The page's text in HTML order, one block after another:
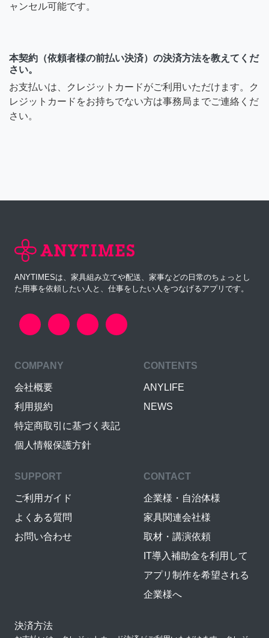
ャンセル可能です。
本契約（依頼者様の前払い決済）の決済方法を教えてくだ
さい。
お支払いは、クレジットカードがご利用いただけます。ク
レジットカードをお持ちでない方は事務局までご連絡くだ
さい。
ANYTIMESは、家具組み立てや配送、家事などの日常のちょっとし
た用事を依頼したい人と、仕事をしたい人をつなげるアプリです。
COMPANY
会社概要
利用規約
特定商取引に基づく表記
個人情報保護方針
CONTENTS
ANYLIFE
NEWS
SUPPORT
ご利用ガイド
よくある質問
お問い合わせ
CONTACT
企業様・自治体様
家具関連会社様
取材・講演依頼
IT導入補助金を利用して
アプリ制作を希望される
企業様へ
決済方法